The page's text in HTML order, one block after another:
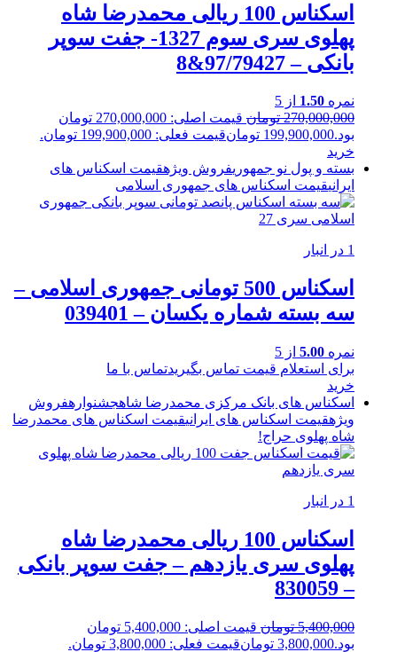
اسکناس 100 ریالی محمدرضا شاه
پهلوی سری سوم 1327- جفت سوپر
بانکی – 97/79427&8
نمره 1.50 از 5
270,000,000 تومان
قیمت اصلی: 270,000,000 تومان
بود.199,900,000 تومانقیمت فعلی: 199,900,000 تومان.
خرید
بسته و پول نو جمهوریفروش ویژهقیمت اسکناس های
ایرانیقیمت اسکناس های جمهوری اسلامی
1 در انبار
اسکناس 500 تومانی جمهوری اسلامی –
سه بسته شماره یکسان – 039401
نمره 5.00 از 5
برای استعلام قیمت تماس بگیریدتماس با ما
خرید
اسکناس های بانک مرکزی محمدرضا شاهجشنوارهفروش
ویژهقیمت اسکناس های ایرانیقیمت اسکناس های محمدرضا
شاه پهلوی حراج!
1 در انبار
اسکناس 100 ریالی محمدرضا شاه
پهلوی سری یازدهم – جفت سوپر بانکی
– 830059
5,400,000 تومان
قیمت اصلی: 5,400,000 تومان
بود.3,800,000 تومانقیمت فعلی: 3,800,000 تومان.